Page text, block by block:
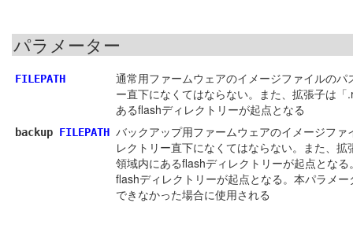
パラメーター
FILEPATH
通常用ファームウェアのイメージファイルの
ー直下になくてはならない。また、拡張子は
あるflashディレクトリーが起点となる
backup FILEPATH バックアップ用ファームウェアのイメージフ
レクトリー直下になくてはならない。また、
領域内にあるflashディレクトリーが起点とな
flashディレクトリーが起点となる。本パラメ
できなかった場合に使用される